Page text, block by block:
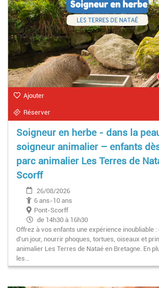
Ajouter
Réserver
Soigneur en herbe - dans la
soigneur animalier – enfants
parc animalier Les Terres de
Scorff
26/08/2026
6 ans-10 ans
Pont-Scorff
de 14h30 à 16h30
Offrez à vos enfants une expérience inoubliable
d’un jour, nourrir phoques, tortues, oiseaux et
animalier Les Terres de Nataé en Bretagne. En
les…